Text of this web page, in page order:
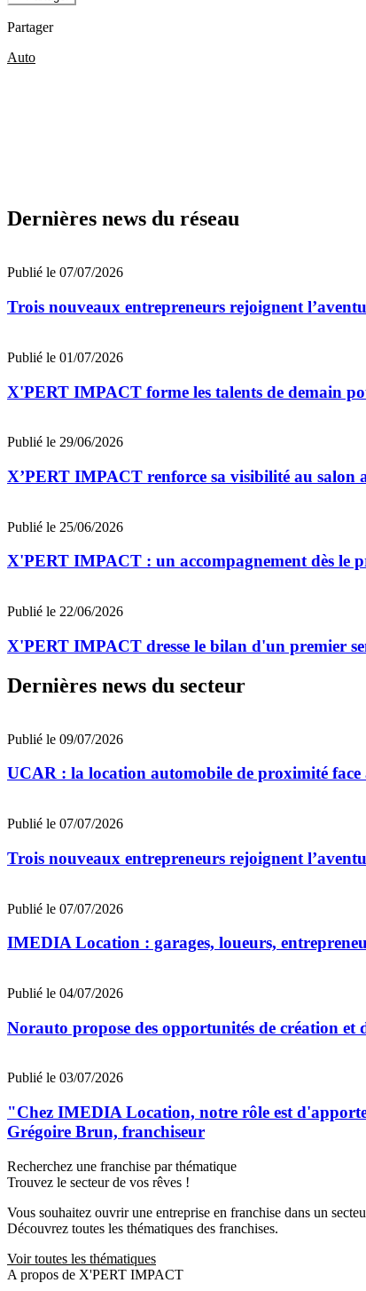
Partager
Auto
Dernières news du réseau
Publié le 07/07/2026
Trois nouveaux entrepreneurs rejoignent
Publié le 01/07/2026
X'PERT IMPACT forme les talents de demain
Publié le 29/06/2026
X’PERT IMPACT renforce sa visibilité au salon
Publié le 25/06/2026
X'PERT IMPACT : un accompagnement dès le
Publié le 22/06/2026
X'PERT IMPACT dresse le bilan d'un premier
Dernières news du secteur
Publié le 09/07/2026
UCAR : la location automobile de proximité face
Publié le 07/07/2026
Trois nouveaux entrepreneurs rejoignent
Publié le 07/07/2026
IMEDIA Location : garages, loueurs,
Publié le 04/07/2026
Norauto propose des opportunités de création et
Publié le 03/07/2026
"Chez IMEDIA Location, notre rôle est
Grégoire Brun, franchiseur
Recherchez une franchise par thématique
Trouvez le secteur de vos rêves !
Vous souhaitez ouvrir une entreprise en franchise dans un
Découvrez toutes les thématiques des franchises.
Voir toutes les thématiques
A propos de X'PERT IMPACT